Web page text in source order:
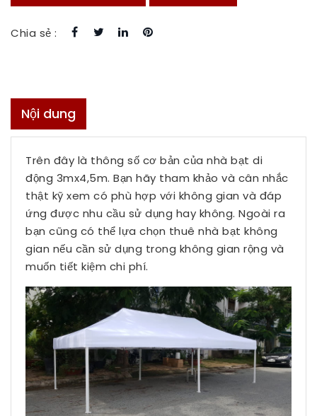
Chia sẻ :
Nội dung
Trên đây là thông số cơ bản của nhà bạt di
động 3mx4,5m. Bạn hãy tham khảo và cân nhắc
thật kỹ xem có phù hợp với không gian và đáp
ứng được nhu cầu sử dụng hay không. Ngoài ra
bạn cũng có thể lựa chọn thuê nhà bạt không
gian nếu cần sử dụng trong không gian rộng và
muốn tiết kiệm chi phí.